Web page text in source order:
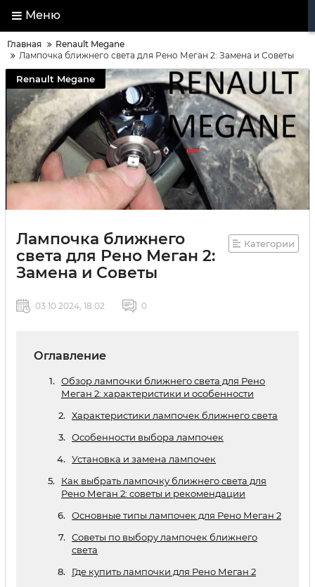
Меню
Главная
Renault Megane
Лампочка ближнего света для Рено Меган 2: Замена и Советы
Renault Megane
Лампочка ближнего
света для Рено Меган 2:
Замена и Советы
Категории
03 10 2024, 18:02 0
Оглавление
Обзор лампочки ближнего света для Рено
Меган 2: характеристики и особенности
Характеристики лампочек ближнего света
Особенности выбора лампочек
Установка и замена лампочек
Как выбрать лампочку ближнего света для
Рено Меган 2: советы и рекомендации
Основные типы лампочек для Рено Меган 2
Советы по выбору лампочек ближнего
света
Где купить лампочки для Рено Меган 2